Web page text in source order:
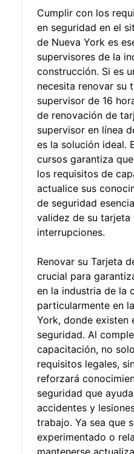
Cumplir con los
en seguridad en el
de Nueva York es
supervisores de la
construcción. Si es
necesita renovar su
supervisor de 16
de renovación de
supervisor en línea
es la solución ideal.
cursos garantiza
los requisitos de
actualice sus
de seguridad
validez de su tarjeta
interrupciones.
Renovar su Tarjeta
crucial para
en la industria de la
particularmente en
York, donde existen
seguridad. Al
capacitación, no
requisitos legales,
reforzará
seguridad que
accidentes y
trabajo. Ya sea que
experimentado o